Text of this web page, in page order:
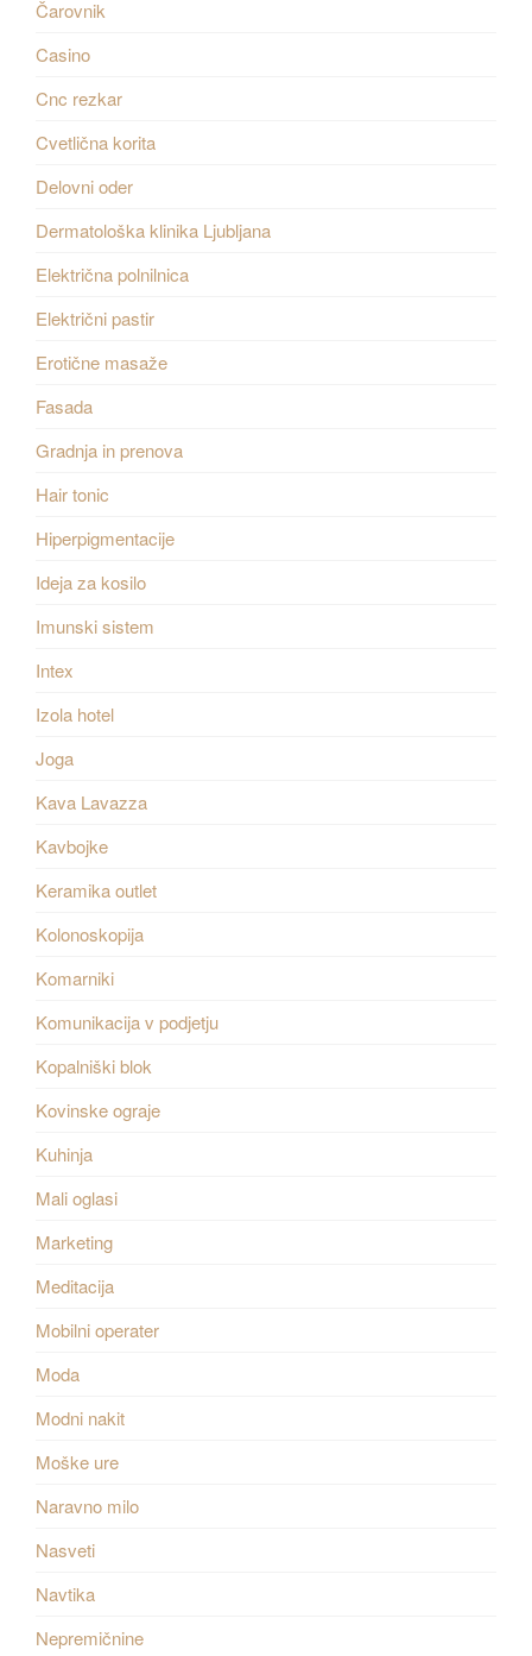
Čarovnik
Casino
Cnc rezkar
Cvetlična korita
Delovni oder
Dermatološka klinika Ljubljana
Električna polnilnica
Električni pastir
Erotične masaže
Fasada
Gradnja in prenova
Hair tonic
Hiperpigmentacije
Ideja za kosilo
Imunski sistem
Intex
Izola hotel
Joga
Kava Lavazza
Kavbojke
Keramika outlet
Kolonoskopija
Komarniki
Komunikacija v podjetju
Kopalniški blok
Kovinske ograje
Kuhinja
Mali oglasi
Marketing
Meditacija
Mobilni operater
Moda
Modni nakit
Moške ure
Naravno milo
Nasveti
Navtika
Nepremičnine